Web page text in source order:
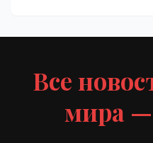
Все
мира —